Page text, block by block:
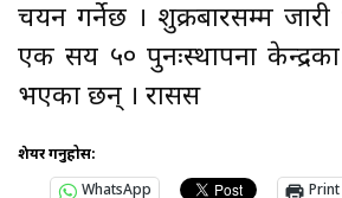
चयन गर्नेछ । शुक्रबारसम्म
एक सय ५० पुनःस्थापना केन्द्रका
भएका छन् । रासस
शेयर गर्नुहोस:
WhatsApp
Print